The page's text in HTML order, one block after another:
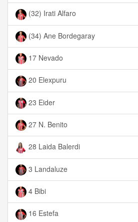
(32) Irati Alfaro
(34) Ane Bordegaray
17 Nevado
20 Elexpuru
23 Eider
27 N. Benito
28 Laida Balerdi
3 Landaluze
4 Bibi
16 Estefa